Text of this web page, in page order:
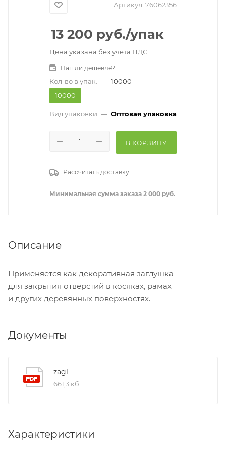
Артикул: 76062356
13 200 руб./упак
Цена указана без учета НДС
Нашли дешевле?
Кол-во в упак. — 10000
10000
Вид упаковки — Оптовая упаковка
В КОРЗИНУ
Рассчитать доставку
Минимальная сумма заказа 2 000 руб.
Описание
Применяется как декоративная заглушка
для закрытия отверстий в косяках, рамах
и других деревянных поверхностях.
Документы
zagl
661,3 кб
Характеристики